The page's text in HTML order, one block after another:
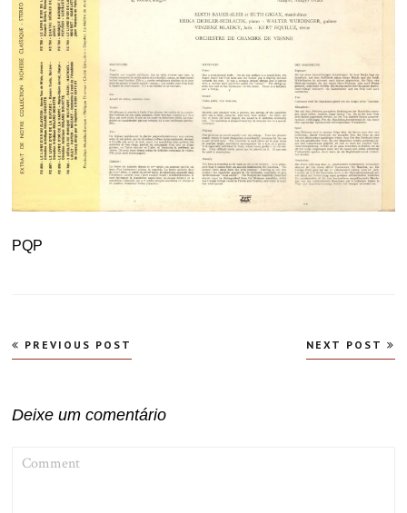
PQP
Navegação
de
PREVIOUS POST NEXT POST
Deixe um comentário